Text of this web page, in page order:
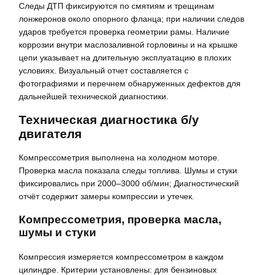
Следы ДТП фиксируются по смятиям и трещинам
лонжеронов около опорного фланца; при наличии следов
ударов требуется проверка геометрии рамы. Наличие
коррозии внутри маслозаливной горловины и на крышке
цепи указывает на длительную эксплуатацию в плохих
условиях. Визуальный отчет составляется с
фотографиями и перечнем обнаруженных дефектов для
дальнейшей технической диагностики.
Техническая диагностика б/у
двигателя
Компрессометрия выполнена на холодном моторе.
Проверка масла показала следы топлива. Шумы и стуки
фиксировались при 2000–3000 об/мин; Диагностический
отчёт содержит замеры компрессии и утечек.
Компрессометрия, проверка масла,
шумы и стуки
Компрессия измеряется компрессометром в каждом
цилиндре. Критерии установлены: для бензиновых